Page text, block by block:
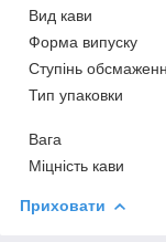
Вид кави
Форма випуску
Ступінь
Тип упаковки
Вага
Міцність кави
Приховати